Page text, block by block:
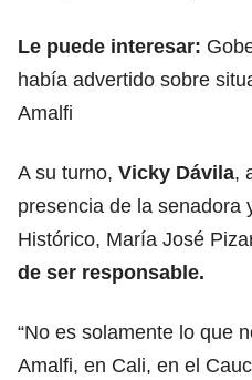
Le puede interesar:
había advertido sobre
Amalfi
A su turno, Vicky Dávila,
presencia de la senadora
Histórico, María José
de ser responsable.
“No es solamente lo que
Amalfi, en Cali, en el